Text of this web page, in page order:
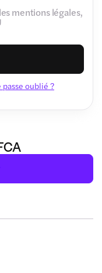
mentions légales,
oublié ?